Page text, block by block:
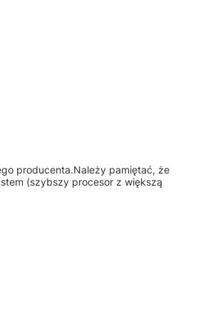
producenta.Należy pamiętać, że
(szybszy procesor z większą